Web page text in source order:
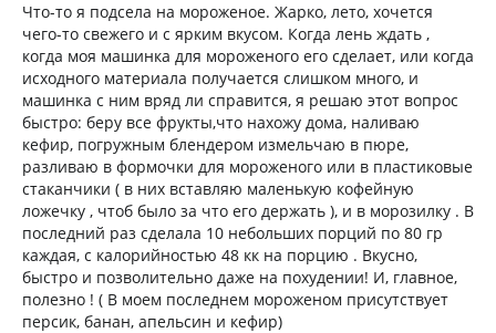
Что-то я подсела на мороженое. Жарко, лето, хочется
чего-то свежего и с ярким вкусом. Когда лень ждать ,
когда моя машинка для мороженого его сделает, или когда
исходного материала получается слишком много, и
машинка с ним вряд ли справится, я решаю этот вопрос
быстро: беру все фрукты,что нахожу дома, наливаю
кефир, погружным блендером измельчаю в пюре,
разливаю в формочки для мороженого или в пластиковые
стаканчики ( в них вставляю маленькую кофейную
ложечку , чтоб было за что его держать ), и в морозилку . В
последний раз сделала 10 небольших порций по 80 гр
каждая, с калорийностью 48 кк на порцию . Вкусно,
быстро и позволительно даже на похудении! И, главное,
полезно ! ( В моем последнем мороженом присутствует
персик, банан, апельсин и кефир)